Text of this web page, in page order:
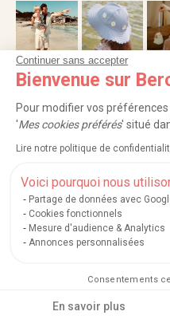
Continuer sans accepter
Bienvenue sur
Pour modifier vos
'Mes cookies préférés' situé
Lire notre politique de
Voici pourquoi nous
Partage de données avec
Cookies fonctionnels
Mesure d'audience & Analytics
Annonces personnalisées
Consentements
En savoir plus
NOS SERVICES
À PROPOS
PROFESSIONNELS
LISTES CADEAUX
Carte cadeau|Retour 100 jours